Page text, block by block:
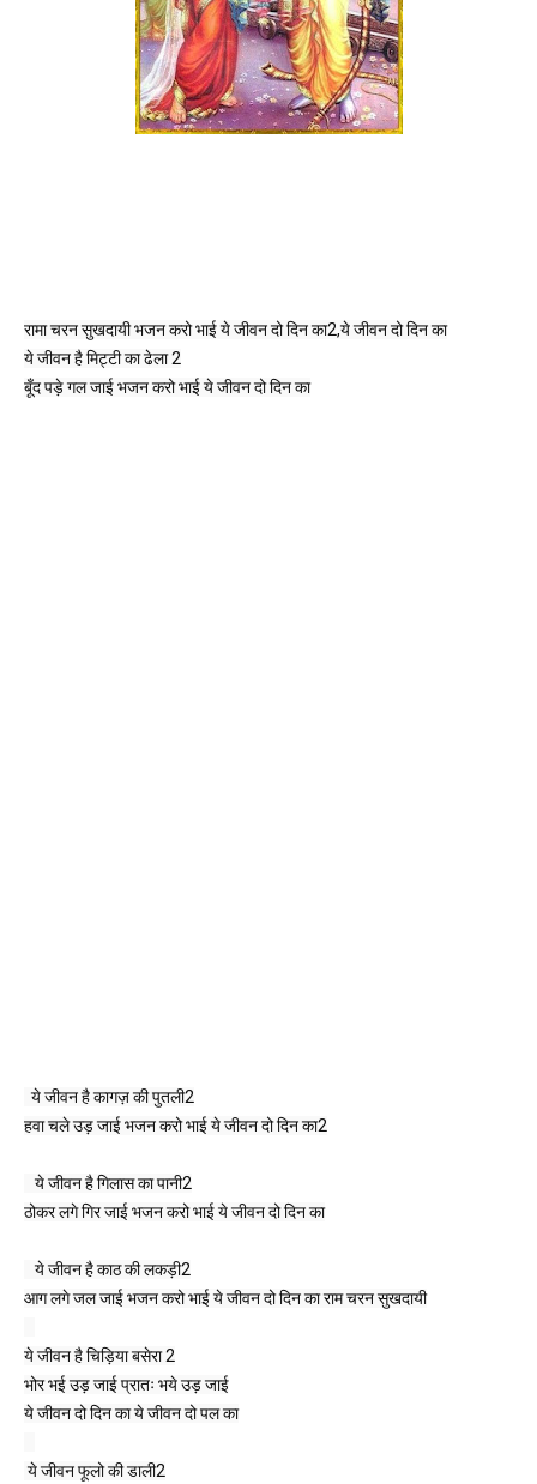
रामा चरन सुखदायी भजन करो भाई ये जीवन दो दिन का2,ये जीवन दो दिन का
ये जीवन है मिट्टी का ढेला 2
बूँद पड़े गल जाई भजन करो भाई ये जीवन दो दिन का
हवा चले उड़ जाई भजन करो भाई ये जीवन दो दिन का2
ठोकर लगे गिर जाई भजन करो भाई ये जीवन दो दिन का
आग लगे जल जाई भजन करो भाई ये जीवन दो दिन का राम चरन सुखदायी
ये जीवन है चिड़िया बसेरा 2
भोर भई उड़ जाई प्रातः भये उड़ जाई
ये जीवन दो दिन का ये जीवन दो पल का